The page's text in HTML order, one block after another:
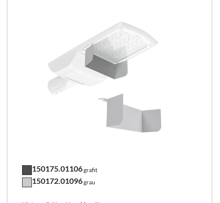
150175.01106grafit
150172.01096grau